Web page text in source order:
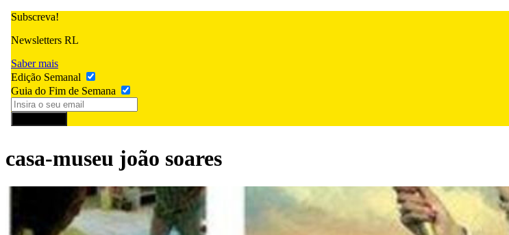
Subscreva!
Newsletters RL
Saber mais
Edição Semanal
Guia do Fim de Semana
casa-museu joão soares